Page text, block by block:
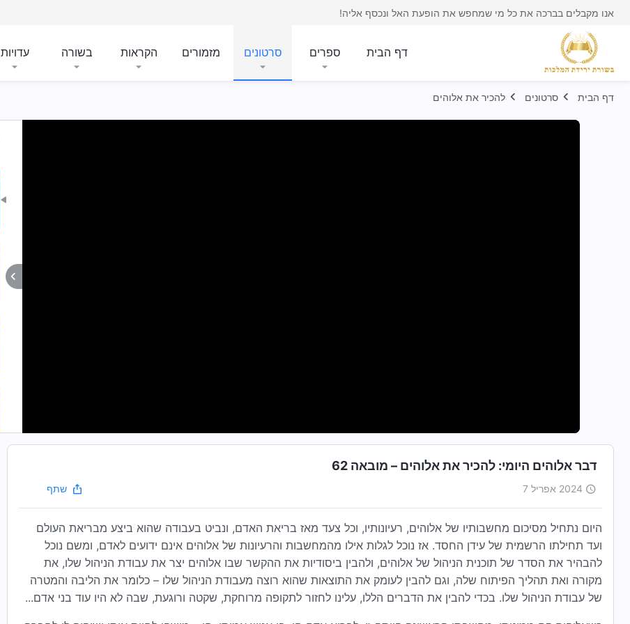
אנו מקבלים בברכה את כל מי שמחפש את הופעת האל ונכסף אליה!
דף הבית ספרים סרטונים מזמורים הקראות בשורה עדויות
דף הבית סרטונים להכיר את אלוהים
דבר אלוהים היומי: להכיר את אלוהים – מובאה 62
2024 אפריל 7 שתף
היום נתחיל מסיכום מחשבותיו של אלוהים, רעיונותיו, וכל צעד מאז בריאת האדם, ונביט בעבודה שהוא ביצע מבריאת העולם
ועד תחילתו הרשמית של עידן החסד. אז נוכל לגלות אילו מהמחשבות והרעיונות של אלוהים אינם ידועים לאדם, ומשם נוכל
להבהיר את הסדר של תוכנית הניהול של אלוהים, ולהבין ביסודיות את ההקשר שבו אלוהים יצר את עבודת הניהול שלו, את
מקורה ואת תהליך הפיתוח שלה, וגם להבין לעומק את התוצאות שהוא רוצה מעבודת הניהול שלו – כלומר את הליבה והמטרה
של עבודת הניהול שלו. בכדי להבין את הדברים הללו, עלינו לחזור לתקופה מרוחקת, שקטה ורוגעת, שבה לא היו עוד בני אדם...